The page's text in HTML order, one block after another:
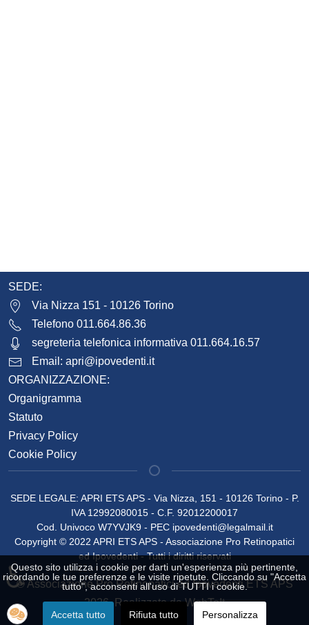
SEDE:
Via Nizza 151 - 10126 Torino
Telefono 011.664.86.36
segreteria telefonica informativa 011.664.16.57
Email: apri@ipovedenti.it
ORGANIZZAZIONE:
Organigramma
Statuto
Privacy Policy
Cookie Policy
SEDE LEGALE: APRI ETS APS - Via Nizza, 151 - 10126 Torino - P.
IVA 12992080015 - C.F. 92012200017
Cod. Univoco W7YVJK9 - PEC ipovedenti@legalmail.it
Copyright © 2022 APRI ETS APS - Associazione Pro Retinopatici
ed Ipovedenti - Tutti i diritti riservati
© Associazione Pro Retinopatici ed Ipovedenti ETS APS
2026, Realizzato da WebToIt
Questo sito utilizza i cookie per darti un'esperienza più pertinente,
ricordando le tue preferenze e le visite ripetute. Cliccando su "Accetta
tutto", acconsenti all'uso di TUTTI i cookie.
Accetta tutto Rifiuta tutto Personalizza